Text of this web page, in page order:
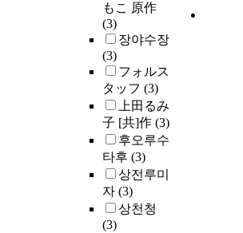
もこ 原作
(3)
장야수장
(3)
フォルス
タッフ (3)
上田るみ
子 [共]作 (3)
후오루수
타후 (3)
상전루미
자 (3)
상천청
(3)